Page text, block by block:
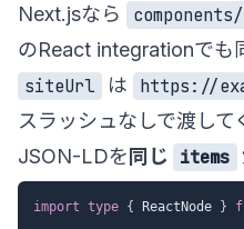
Next.jsなら
のReact integrationでも
siteUrl
は https://
スラッシュなしで渡し
JSON-LDを 同じ items
import type { ReactNode }